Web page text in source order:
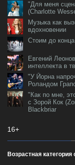
"Для меня
(Charlotte
Музыка как
вдохновении
Стоим до
Евгений
интеллекта в
"У Йорна
Роландом
"Как по мне,
с Зорой Кок
Blackbriar
16+
Возрастная